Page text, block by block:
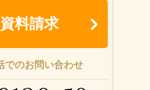
資料請求
でのお問い合わせ